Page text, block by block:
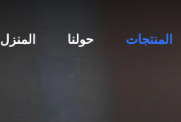
المنزل حولنا المنتجات